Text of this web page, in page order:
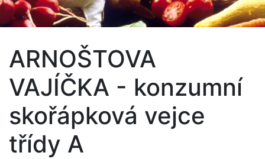
ARNOŠTOVA
VAJÍČKA - konzumní
skořápková vejce
třídy A